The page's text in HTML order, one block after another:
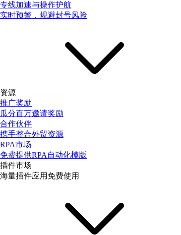
专线加速与操作护航
实时预警，规避封号风险
资源
推广奖励
瓜分百万邀请奖励
合作伙伴
携手整合外贸资源
RPA市场
免费提供RPA自动化模版
插件市场
海量插件应用免费使用